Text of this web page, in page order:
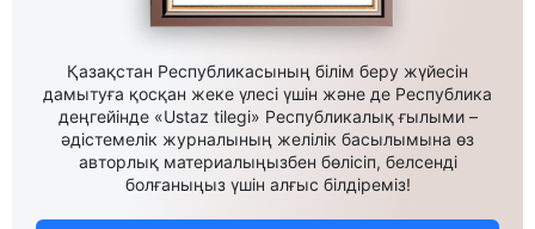
Қазақстан Республикасының білім беру жүйесін
дамытуға қосқан жеке үлесі үшін және де Республика
деңгейінде «Ustaz tilegi» Республикалық ғылыми –
әдістемелік журналының желілік басылымына өз
авторлық материалыңызбен бөлісіп, белсенді
болғаныңыз үшін алғыс білдіреміз!